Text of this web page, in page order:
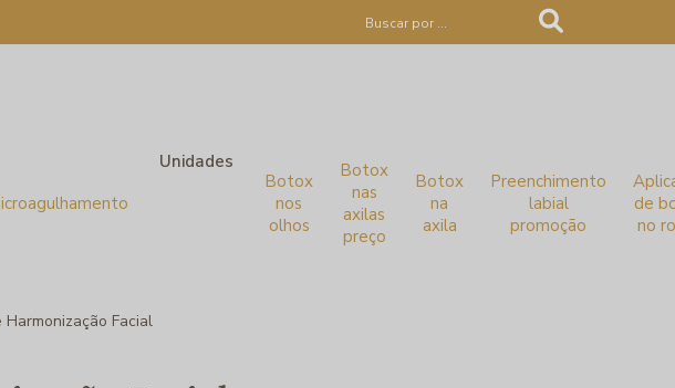
Unidades
Botox
nos
olhos
Botox
nas
axilas
preço
Botox
na
axila
Preenchimento
labial
promoção
de
no
Harmonização Facial